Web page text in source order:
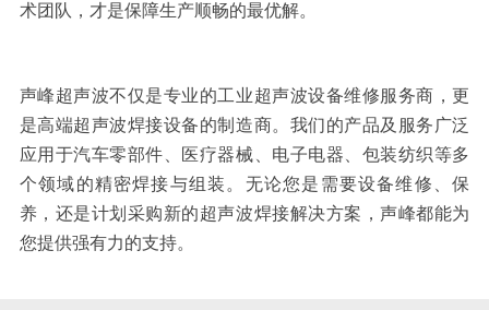
术团队，才是保障生产顺畅的最优解。
声峰超声波不仅是专业的工业超声波设备维修服务商，更
是高端超声波焊接设备的制造商。我们的产品及服务广泛
应用于汽车零部件、医疗器械、电子电器、包装纺织等多
个领域的精密焊接与组装。无论您是需要设备维修、保
养，还是计划采购新的超声波焊接解决方案，声峰都能为
您提供强有力的支持。